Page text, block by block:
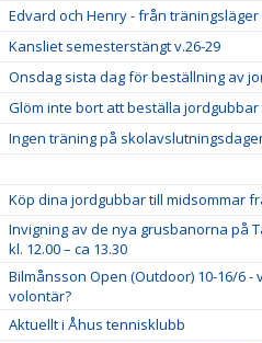
Edvard och Henry - från träningsläger
Kansliet semesterstängt v.26-29
Onsdag sista dag för beställning av
Glöm inte bort att beställa jordgubbar
Ingen träning på
Köp dina jordgubbar till midsommar
Invigning av de nya grusbanorna på
kl. 12.00 – ca 13.30
Bilmånsson Open (Outdoor) 10-16/6 -
volontär?
Aktuellt i Åhus tennisklubb